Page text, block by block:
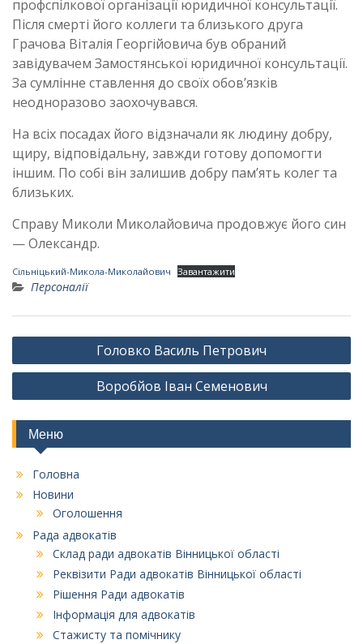
профспілкової організації юридичної консультації.
Після смерті його коллеги та близького друга
Грачова Віталія Георгійовича був обраний
завідувачем Замостянської юридичної консультації.
За сумлінне ставлення до своїх обов’язків
неодноразово заохочувався.
На всіх посадах його відзначали як людину добру,
щиру, відповідальну, завжди готову допомогти
іншим. По собі він залишив добру пам’ять колег та
близьких.
Справу Миколи Миколайовича продовжує його син
— Олександр.
Сільніцький-Микола-Миколайович Завантажити
Персоналії
Навігація
записів
Головко Василь Петрович
Воробйов Іван Семенович
Меню
Головна
Новини
Оголошення
Рада адвокатів
Склад ради адвокатів Вінницької області
Реквізити Ради адвокатів Вінницької області
Рішення Ради адвокатів
Інформація для адвокатів
Стажисту та помічнику